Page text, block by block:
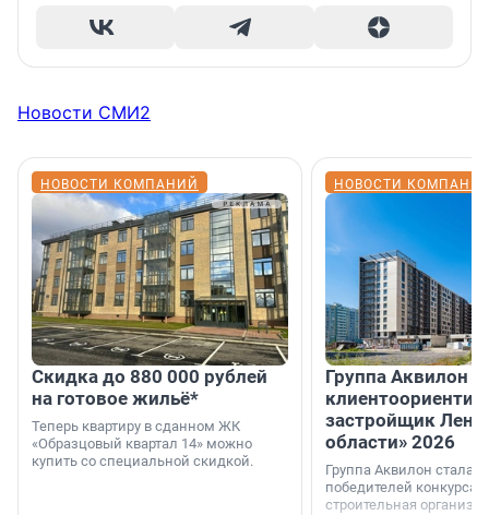
Новости СМИ2
НОВОСТИ КОМПАНИЙ
Скидка до 880 000 рублей
на готовое жильё*
Теперь квартиру в сданном ЖК
«Образцовый квартал 14» можно
купить со специальной скидкой.
НОВОСТИ
Группа Аквилон
застройщик
области» 2026
Группа Аквилон стала
победителей конкурса
строительная